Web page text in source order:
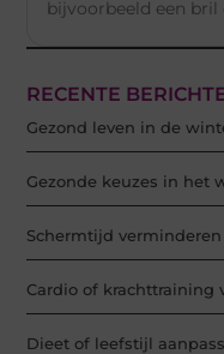
bijvoorbeeld een bril
RECENTE
Gezond leven in de
Gezonde keuzes in het
Schermtijd
Cardio of krachttraining
Dieet of leefstijl